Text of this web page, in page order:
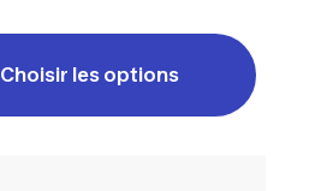
Choisir les options